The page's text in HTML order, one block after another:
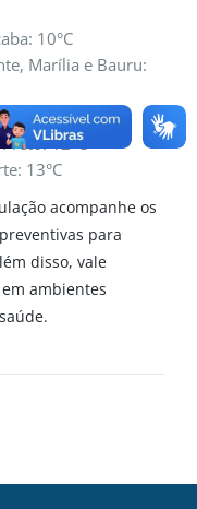
10°C
Marília e Bauru:
Barretos,
12°C
13°C
acompanhe os
para
disso, vale
ambientes